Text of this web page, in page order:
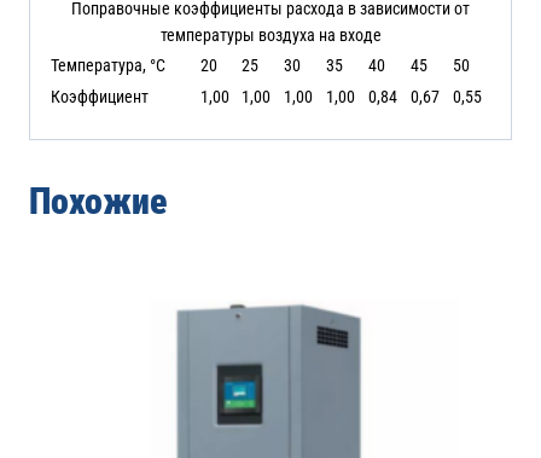
Поправочные коэффициенты расхода в зависимости от
температуры воздуха на входе
Температура, °C
20 25 30 35 40 45
50
Коэффициент
1,00 1,00 1,00 1,00 0,84 0,67 0,55
Похожие